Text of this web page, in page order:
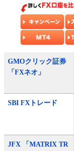
GMOクリック証券
「FXネオ」
SBI FXトレード
JFX 「MATRIX TR